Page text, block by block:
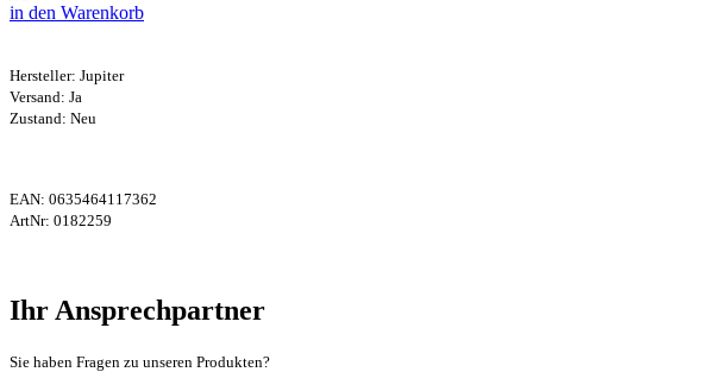
in den Warenkorb
Hersteller: Jupiter
Versand: Ja
Zustand: Neu
EAN: 0635464117362
ArtNr: 0182259
Ihr Ansprechpartner
Sie haben Fragen zu unseren Produkten?